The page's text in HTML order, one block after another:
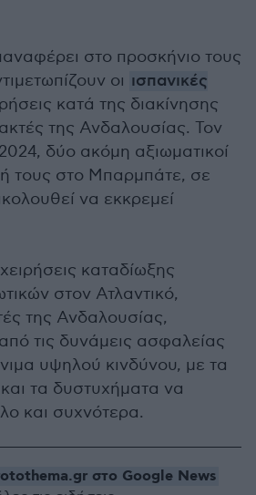
στο προσκήνιο τους
οι ισπανικές
κατά της διακίνησης
της Ανδαλουσίας. Τον
δύο ακόμη αξιωματικοί
τους στο Μπαρμπάτε, σε
να εκκρεμεί
καταδίωξης
στον Ατλαντικό,
της Ανδαλουσίας,
τις δυνάμεις ασφαλείας
υψηλού κινδύνου, με τα
και τα δυστυχήματα να
και συχνότερα.
στο Google News